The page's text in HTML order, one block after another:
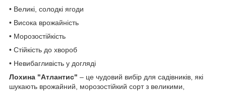
• Великі, солодкі ягоди
• Висока врожайність
• Морозостійкість
• Стійкість до хвороб
• Невибагливість у догляді
Лохина "Атлантис" – це чудовий вибір для садівників, які
шукають врожайний, морозостійкий сорт з великими,